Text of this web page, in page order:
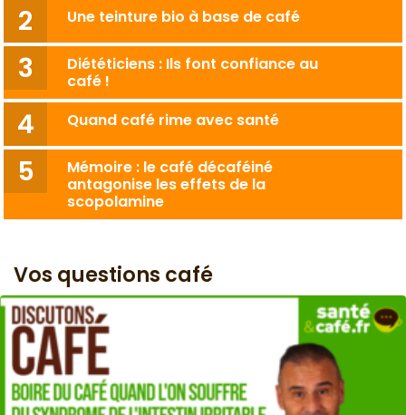
Une teinture bio à base de café
Diététiciens : Ils font confiance au
café !
Quand café rime avec santé
Mémoire : le café décaféiné
antagonise les effets de la
scopolamine
Vos questions café